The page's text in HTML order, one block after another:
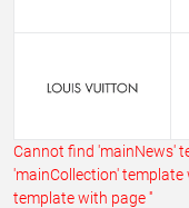
Cannot find 'mainNews'
'mainCollection' template
template with page ''